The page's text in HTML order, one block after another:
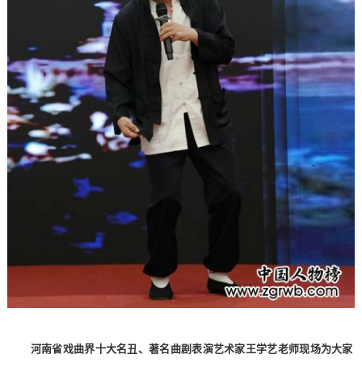
河南省戏曲界十大名丑、著名曲剧表演艺术家王学艺老师现场为大家